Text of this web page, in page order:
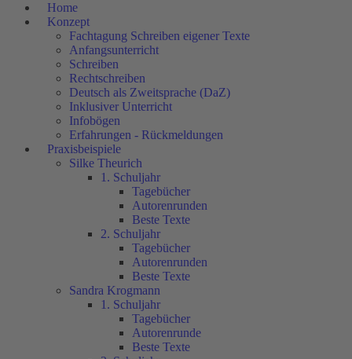
Home
Konzept
Fachtagung Schreiben eigener Texte
Anfangsunterricht
Schreiben
Rechtschreiben
Deutsch als Zweitsprache (DaZ)
Inklusiver Unterricht
Infobögen
Erfahrungen - Rückmeldungen
Praxisbeispiele
Silke Theurich
1. Schuljahr
Tagebücher
Autorenrunden
Beste Texte
2. Schuljahr
Tagebücher
Autorenrunden
Beste Texte
Sandra Krogmann
1. Schuljahr
Tagebücher
Autorenrunde
Beste Texte